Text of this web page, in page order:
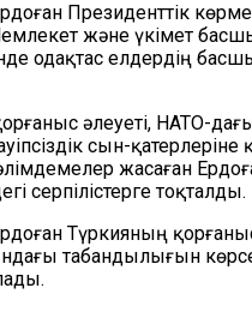
Президенттік
және үкімет
одақтас елдердің
әлеуеті, НАТО-
сын-қатерлеріне
жасаған
серпілістерге тоқталды.
Түркияның
табандылығын